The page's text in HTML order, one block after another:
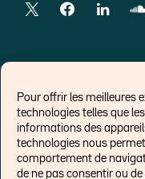
Pour offrir les meilleures
technologies telles que
informations des
technologies nous
comportement de
de ne pas consentir ou